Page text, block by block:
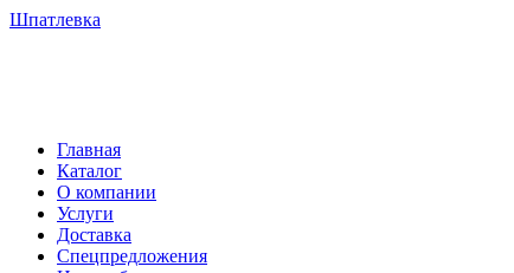
Шпатлевка
Главная
Каталог
О компании
Услуги
Доставка
Спецпредложения